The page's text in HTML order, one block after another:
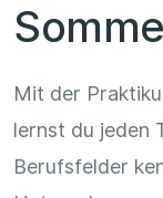
Mit der
lernst du jeden
Berufsfelder